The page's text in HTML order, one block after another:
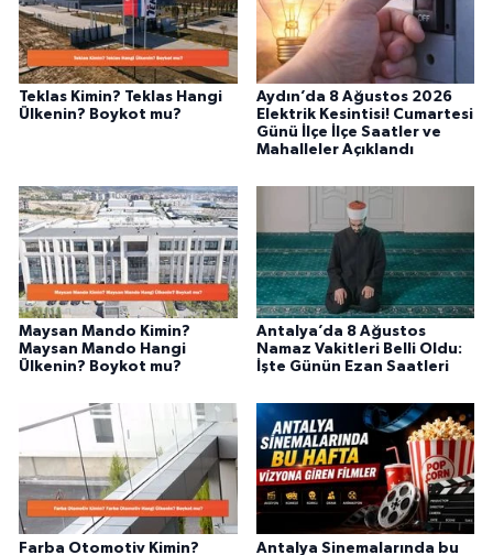
Teklas Kimin? Teklas Hangi
Ülkenin? Boykot mu?
Aydın’da 8 Ağustos 2026
Elektrik Kesintisi! Cumartesi
Günü İlçe İlçe Saatler ve
Mahalleler Açıklandı
Maysan Mando Kimin?
Maysan Mando Hangi
Ülkenin? Boykot mu?
Antalya’da 8 Ağustos
Namaz Vakitleri Belli Oldu:
İşte Günün Ezan Saatleri
Farba Otomotiv Kimin?
Antalya Sinemalarında bu